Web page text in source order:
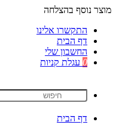
מוצר נוסף בהצלחה
התקשרו אלינו
דף הבית
החשבון שלי
0 עגלת קניות
דף הבית